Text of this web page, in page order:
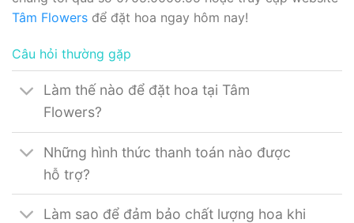
Tâm Flowers để đặt hoa ngay hôm nay!
Câu hỏi thường gặp
Làm thế nào để đặt hoa tại Tâm
Flowers?
Những hình thức thanh toán nào được
hỗ trợ?
Làm sao để đảm bảo chất lượng hoa khi